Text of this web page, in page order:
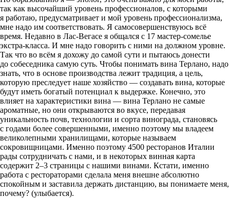
так как высочайший уровень профессионалов, с которыми
я работаю, предусматривает и мой уровень профессионализма,
мне надо им соответствовать. Я самосовершенствуюсь всё
время. Недавно в Лас-Вегасе я общался с 17 мастер-сомелье
экстра-класса. И мне надо говорить с ними на должном уровне.
Так что во всём я дохожу до самой сути и пытаюсь донести
до собеседника самую суть. Чтобы понимать вина Терлано, надо
знать, что в основе производства лежит традиция, а цель,
которую преследует наше хозяйство — создавать вина, которые
будут иметь богатый потенциал к выдержке. Конечно, это
влияет на характеристики вина — вина Терлано не самые
ароматные, но они открываются во вкусе, передавая
уникальность почв, технологии и сорта винограда, становясь
с годами более совершенными, именно поэтому мы владеем
великолепными хранилищами, которые называем
сокровищницами. Именно поэтому 4500 ресторанов Италии
рады сотрудничать с нами, и в некоторых винная карта
содержит 2–3 страницы с нашими винами. Кстати, именно
работа с рестораторами сделала меня внешне абсолютно
спокойным и заставила держать дистанцию, вы понимаете меня,
почему? (улыбается).